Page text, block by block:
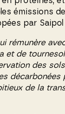
émissions
par
rémunère
et de
des
décarbonées
de la